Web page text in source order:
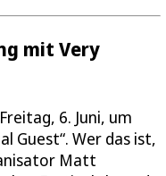
mit Very
6. Juni, um
Guest“. Wer das ist,
Matt